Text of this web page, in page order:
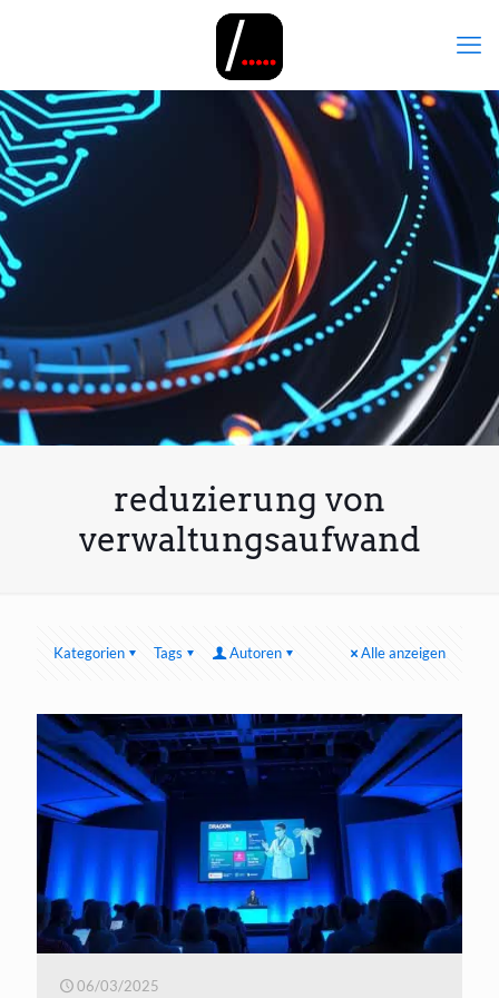
reduzierung von
verwaltungsaufwand
Kategorien Tags Autoren Alle anzeigen
06/03/2025